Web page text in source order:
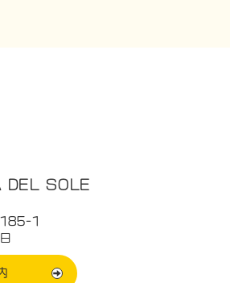
DEL SOLE
185-1